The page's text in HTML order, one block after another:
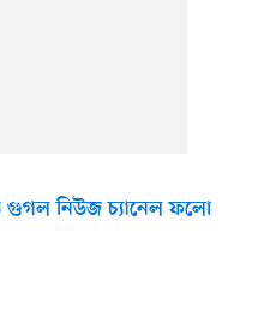
নিউজ চ্যানেল ফলো